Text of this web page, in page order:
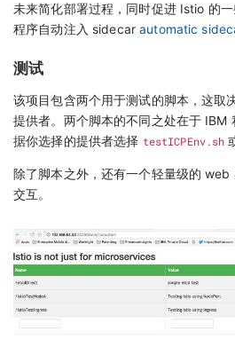
未来简化部署过程，同时促进 Istio 的
程序自动注入 sidecarautomatic
测试
该项目包含两个用于测试的脚本，这取
提供者。两个脚本的不同之处在于 IBM
据你选择的提供者选择 testICPEnv.sh
除了脚本之外，还有一个轻量级的
交互。